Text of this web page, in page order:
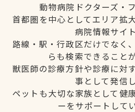
動物病院ドクターズ・
首都圏を中心としてエリア拡
病院情報サイト
路線・駅・行政区だけでなく
らも検索できること
獣医師の診療方針や診療に対
事として発信し
ペットも大切な家族として健
ーをサポートしてい